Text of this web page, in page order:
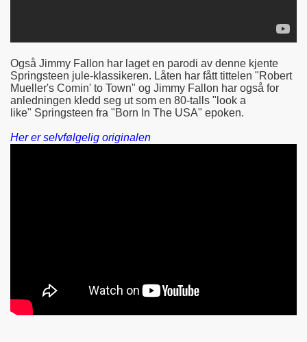
Også Jimmy Fallon har laget en parodi av denne kjente
Springsteen jule-klassikeren. Låten har fått tittelen "Robert
Mueller's Comin' to Town" og Jimmy Fallon har også for
anledningen kledd seg ut som en 80-talls "look a
like" Springsteen fra "Born In The USA" epoken.
Her er selvfølgelig originalen